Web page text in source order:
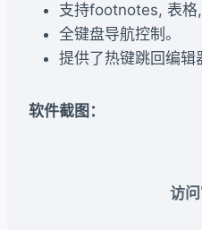
支持footnotes, 表格,
全键盘导航控制。
提供了热键跳回编辑
软件截图：
访